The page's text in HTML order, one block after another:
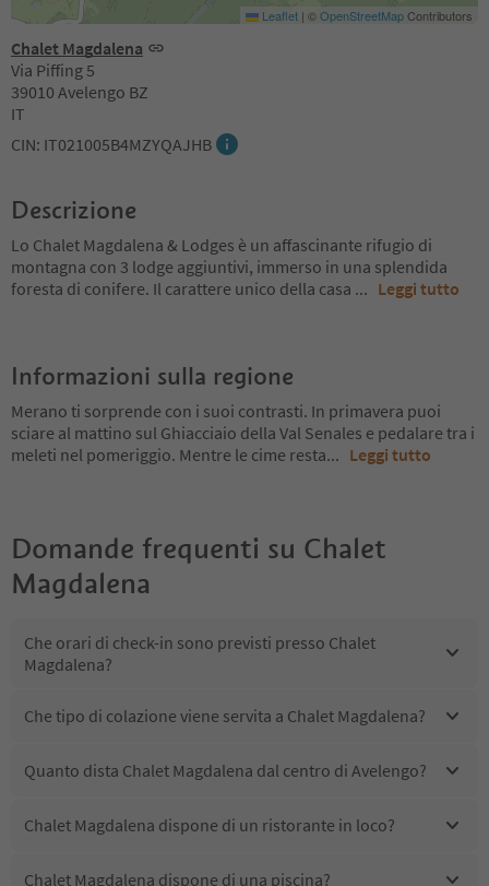
Chalet Magdalena
Via Piffing 5
39010 Avelengo BZ
IT
CIN: IT021005B4MZYQAJHB
Leaflet | ©OpenStreetMapContributors
Descrizione
Lo Chalet Magdalena & Lodges è un affascinante rifugio di
montagna con 3 lodge aggiuntivi, immerso in una splendida
foresta di conifere. Il carattere unico della casa ... Leggi tutto
Informazioni sulla regione
Merano ti sorprende con i suoi contrasti. In primavera puoi
sciare al mattino sul Ghiacciaio della Val Senales e pedalare tra i
meleti nel pomeriggio. Mentre le cime resta... Leggi tutto
Domande frequenti su Chalet
Magdalena
Che orari di check-in sono previsti presso Chalet
Magdalena?
Che tipo di colazione viene servita a Chalet Magdalena?
Quanto dista Chalet Magdalena dal centro di Avelengo?
Chalet Magdalena dispone di un ristorante in loco?
Chalet Magdalena dispone di una piscina?